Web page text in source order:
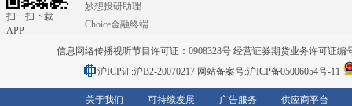
扫一扫下载
APP
妙想投研助理
Choice金融终端
信息网络传播视听节目许可证：0908328号 经营证券期货业务许可证编
沪ICP证:沪B2-20070217 网站备案号:沪ICP备05006054号-11
关于我们 可持续发展 广告服务 供应商平台